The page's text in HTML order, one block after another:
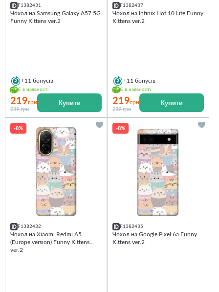
F1382431
Чохол на Samsung Galaxy A57 5G
Funny Kittens ver.2
+11 бонусів
Є в наявності
219грн
239 грн
Купити
F1382437
Чохол на Infinix Hot 10 Lite Funny
Kittens ver.2
+11 бонусів
Є в наявності
219грн
239 грн
Купити
-8%
F1382432
Чохол на Xiaomi Redmi A5
(Europe version) Funny Kittens
ver.2
-8%
F1382435
Чохол на Google Pixel 6a Funny
Kittens ver.2